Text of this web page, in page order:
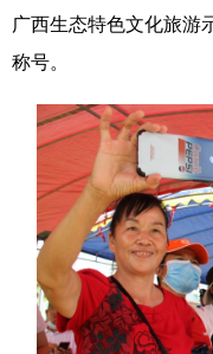
广西生态特色文化旅游
称号。